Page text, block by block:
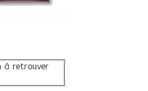
à retrouver